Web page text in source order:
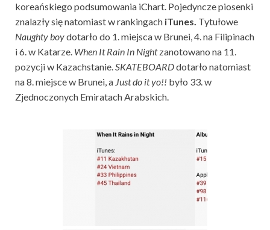
koreańskiego podsumowania iChart. Pojedyncze piosenki
znalazły się natomiast w rankingach iTunes. Tytułowe
Naughty boydotarło do 1. miejsca w Brunei, 4. na Filipinach
i 6. w Katarze. When It Rain In Nightzanotowano na 11.
pozycji w Kazachstanie.SKATEBOARDdotarło natomiast
na 8. miejsce w Brunei, a Just do it yo!! było 33. w
Zjednoczonych Emiratach Arabskich.